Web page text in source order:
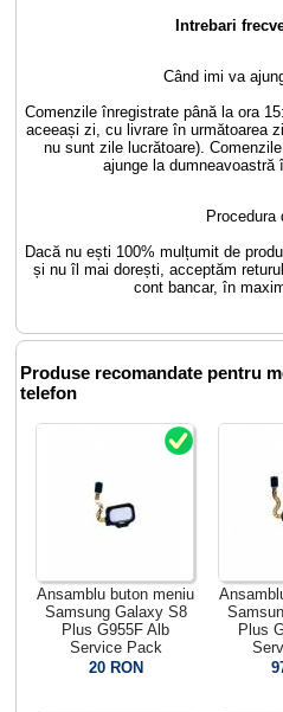
Intrebari
Când imi va
Comenzile înregistrate până la ora
aceeași zi, cu livrare în următoarea
nu sunt zile lucrătoare).
ajunge la dumneavoastră
Procedura
Dacă nu ești 100% mulțumit de
și nu îl mai dorești, acceptăm
cont bancar, în
Produse recomandate pentru
telefon
Ansamblu buton meniu
Samsung Galaxy S8
Plus G955F Alb
Service Pack
20 RON
Plus